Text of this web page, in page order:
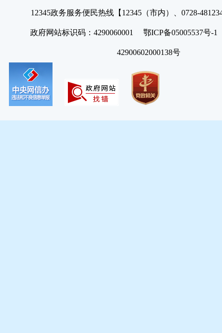
12345政务服务便民热线【12345（市内）、0728-
政府网站标识码：4290060001 鄂ICP备05005537号
42900602000138号